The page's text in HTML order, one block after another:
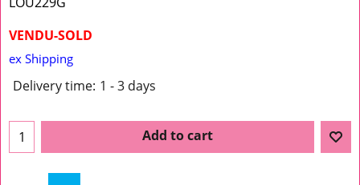
VENDU-SOLD
ex Shipping
Delivery time: 1 - 3 days
Add to cart